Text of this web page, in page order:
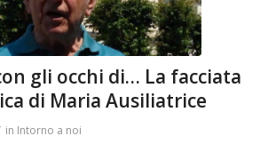
gli occhi di… La facciata
di Maria Ausiliatrice
in Intorno a noi